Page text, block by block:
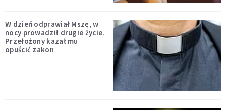
W dzień odprawiał Mszę, w
nocy prowadził drugie życie.
Przełożony kazał mu
opuścić zakon